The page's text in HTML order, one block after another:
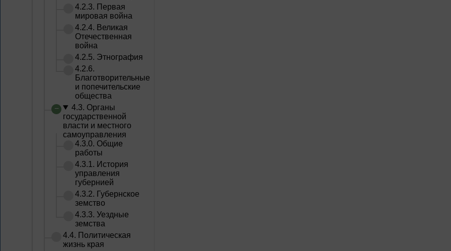
4.2.3. Первая
мировая война
4.2.4. Великая
Отечественная
война
4.2.5. Этнография
4.2.6.
Благотворительные
и попечительские
общества
4.3. Органы
государственной
власти и местного
самоуправления
4.3.0. Общие
работы
4.3.1. История
управления
губернией
4.3.2. Губернское
земство
4.3.3. Уездные
земства
4.4. Политическая
жизнь края